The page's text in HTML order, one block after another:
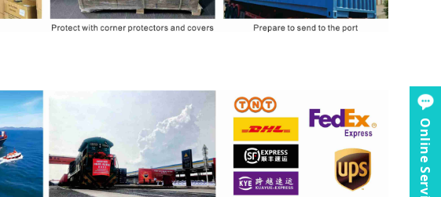
Online Service